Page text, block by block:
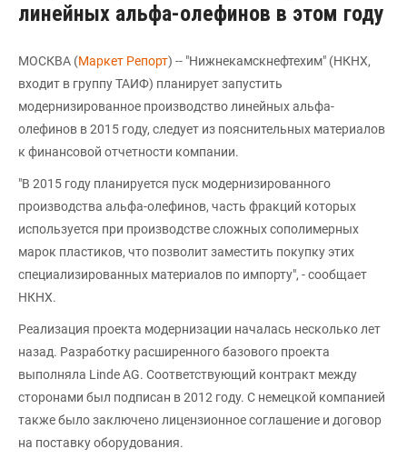
линейных альфа-олефинов в этом году
МОСКВА (Маркет Репорт) -- "Нижнекамскнефтехим" (НКНХ,
входит в группу ТАИФ) планирует запустить
модернизированное производство линейных альфа-
олефинов в 2015 году, следует из пояснительных материалов
к финансовой отчетности компании.
"В 2015 году планируется пуск модернизированного
производства альфа-олефинов, часть фракций которых
используется при производстве сложных сополимерных
марок пластиков, что позволит заместить покупку этих
специализированных материалов по импорту", - сообщает
НКНХ.
Реализация проекта модернизации началась несколько лет
назад. Разработку расширенного базового проекта
выполняла Linde AG. Соответствующий контракт между
сторонами был подписан в 2012 году. С немецкой компанией
также было заключено лицензионное соглашение и договор
на поставку оборудования.